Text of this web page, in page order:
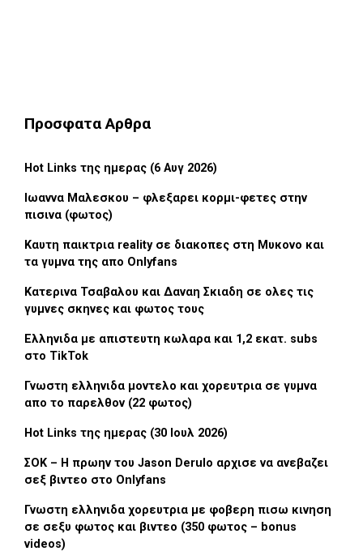
Προσφατα Αρθρα
Hot Links της ημερας (6 Αυγ 2026)
Ιωαννα Μαλεσκου – φλεξαρει κορμι-φετες στην
πισινα (φωτος)
Καυτη παικτρια reality σε διακοπες στη Μυκονο και
τα γυμνα της απο Onlyfans
Κατερινα Τσαβαλου και Δαναη Σκιαδη σε ολες τις
γυμνες σκηνες και φωτος τους
Ελληνιδα με απιστευτη κωλαρα και 1,2 εκατ. subs
στο TikTok
Γνωστη ελληνιδα μοντελο και χορευτρια σε γυμνα
απο το παρελθον (22 φωτος)
Hot Links της ημερας (30 Ιουλ 2026)
ΣΟΚ – Η πρωην του Jason Derulo αρχισε να ανεβαζει
σεξ βιντεο στο Onlyfans
Γνωστη ελληνιδα χορευτρια με φοβερη πισω κινηση
σε σεξυ φωτος και βιντεο (350 φωτος – bonus
videos)